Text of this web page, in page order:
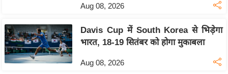
C
o
n
Aug 08, 2026
Davis Cup में South Korea से भिड़ेगा
भारत, 18-19 सितंबर को होगा मुकाबला
Aug 08, 2026